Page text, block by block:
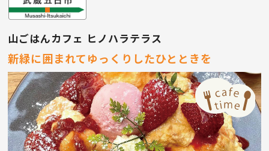
山ごはんカフェ ヒノハラテラス
新緑に囲まれてゆっくりしたひとときを